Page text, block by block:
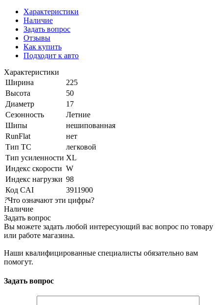
Характеристики
Наличие
Задать вопрос
Отзывы
Как купить
Подходит к авто
Характеристики
Ширина
225
Высота
50
Диаметр
17
Сезонность
Летние
Шипы
нешипованная
RunFlat
нет
Тип ТС
легковой
Тип усиленности XL
Индекс скорости W
Индекс нагрузки 98
Код CAI
3911900
?Что означают эти цифры?
Наличие
Задать вопрос
Вы можете задать любой интересующий вас вопрос по товару
или работе магазина.
Наши квалифицированные специалисты обязательно вам
помогут.
Задать вопрос